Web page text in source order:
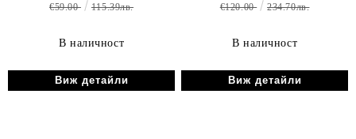
€59.00 115.39лв.
В наличност
Виж детайли
€120.00 234.70лв.
В наличност
Виж детайли